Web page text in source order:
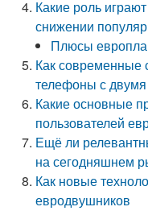
Какие роль
снижении
Плюсы
Как современные
телефоны с
Какие основные
пользователей
Ещё ли
на сегодняшнем
Как новые
евродвушников